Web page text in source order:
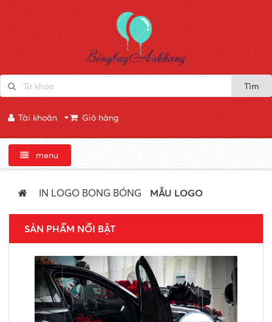
Tìm
Tài khoản Giỏ hàng
menu
IN LOGO BONG BÓNG MẪU LOGO
SẢN PHẨM NỔI BẬT